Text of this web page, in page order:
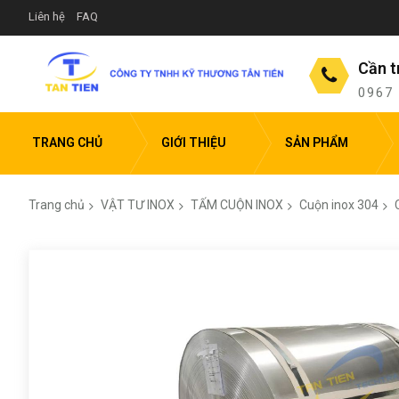
Liên hệ FAQ
Cần
0967
TRANG CHỦ GIỚI THIỆU SẢN PHẨM
Trang chủ VẬT TƯ INOX TẤM CUỘN INOX Cuộn inox 304